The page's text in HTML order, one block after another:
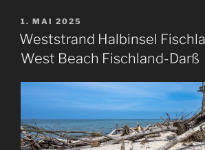
VERÖFFENTLICHT
AM
1. MAI 2025
Weststrand Halbinsel
West Beach Fischland-Darß